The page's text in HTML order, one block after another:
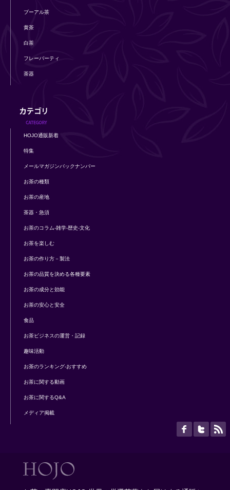
プーアル茶
黄茶
白茶
フレーバーティ
茶器
HOJO通販新着
特集
メールマガジンバックナンバー
お茶の種類
お茶の産地
茶器・急須
お茶のコラム-雑学-歴史-文化
お茶を楽しむ
お茶の作り方－製法
お茶の品質を決める各種要素
お茶の成分と効能
お茶の安心と安全
食品
お茶ビジネスの運営・記録
趣味活動
お茶のランキング-おすすめ
お茶に関する動画
お茶に関するQ&A
メディア掲載